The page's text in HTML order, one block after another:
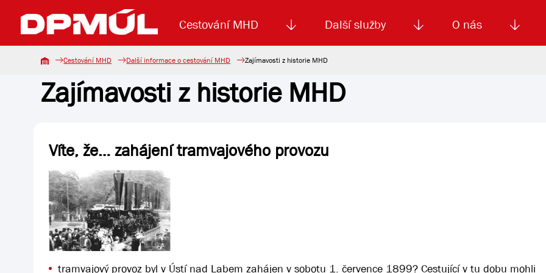
Cestování MHD
Uzavření mostu Dr. E. Beneše Koupit jízdenku Jízdné MHD
Další služby
Lanová dráha Reklama Smluvní doprava
O nás
Základní údaje Aktuality Výběrová řízení
Cestování MHD Další informace o cestování MHD Zajímavosti z historie MHD
Zajímavosti z historie MHD
Víte, že… zahájení tramvajového provozu
tramvajový provoz byl v Ústí nad Labem zahájen v sobotu 1. července 1899? Cestující v tu dobu mohli